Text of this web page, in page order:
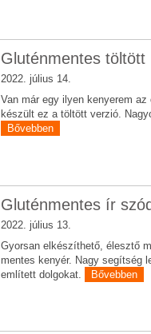
Gluténmentes töltött
2022. július 14.
Van már egy ilyen kenyerem
készült ez a töltött verzió.
Bővebben
Gluténmentes ír
2022. július 13.
Gyorsan elkészíthető, élesztő
mentes kenyér. Nagy segítség
említett dolgokat.
Bővebben